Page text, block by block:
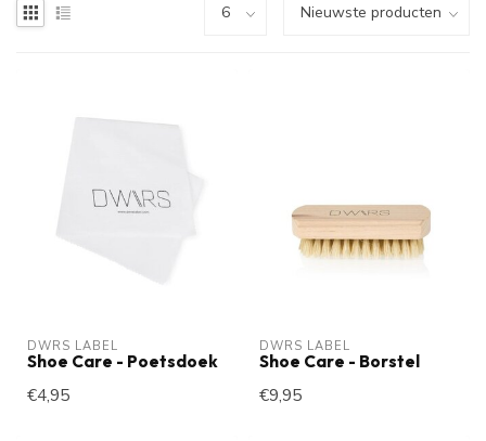
DWRS LABEL
Shoe Care - Poetsdoek
€4,95
DWRS LABEL
Shoe Care - Borstel
€9,95